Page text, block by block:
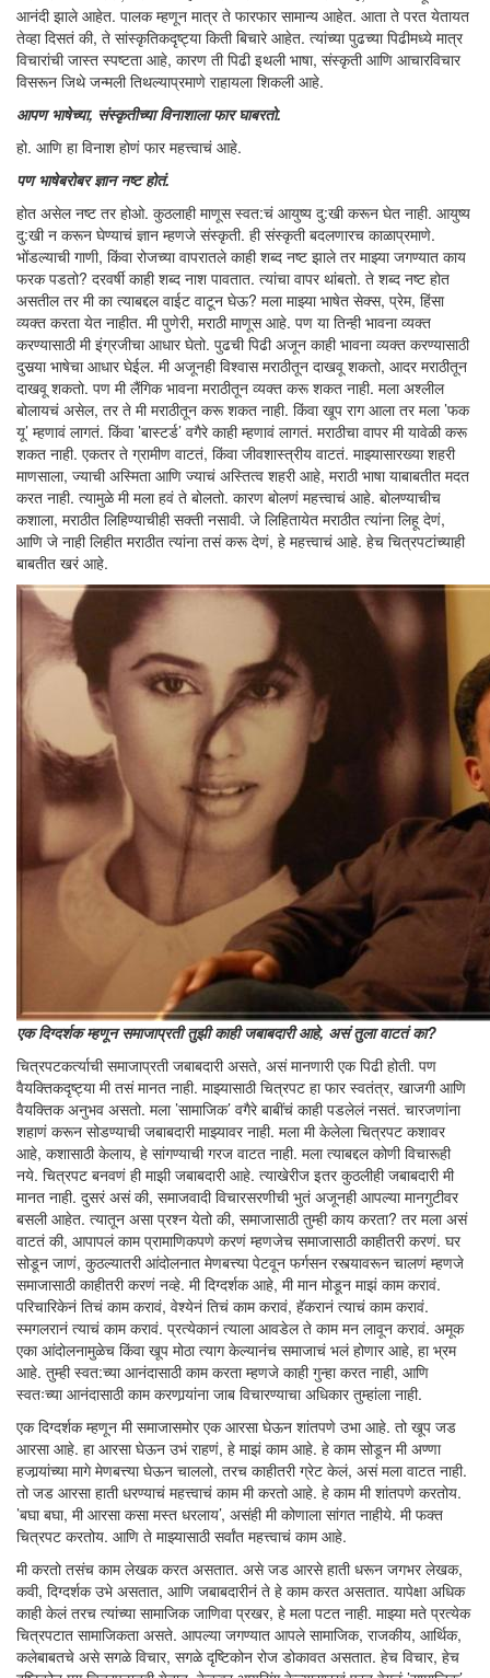
आनंदी झाले आहेत. पालक म्हणून मात्र ते फारफार सामान्य आहेत. आता ते परत येतायत
तेव्हा दिसतं की, ते सांस्कृतिकदृष्ट्या किती बिचारे आहेत. त्यांच्या पुढच्या पिढीमध्ये मात्र
विचारांची जास्त स्पष्टता आहे, कारण ती पिढी इथली भाषा, संस्कृती आणि आचारविचार
विसरून जिथे जन्मली तिथल्याप्रमाणे राहायला शिकली आहे.
आपण भाषेच्या, संस्कृतीच्या विनाशाला फार घाबरतो.
हो. आणि हा विनाश होणं फार महत्त्वाचं आहे.
पण भाषेबरोबर ज्ञान नष्ट होतं.
होत असेल नष्ट तर होओ. कुठलाही माणूस स्वत:चं आयुष्य दु:खी करून घेत नाही. आयुष्य
दु:खी न करून घेण्याचं ज्ञान म्हणजे संस्कृती. ही संस्कृती बदलणारच काळाप्रमाणे.
भोंडल्याची गाणी, किंवा रोजच्या वापरातले काही शब्द नष्ट झाले तर माझ्या जगण्यात काय
फरक पडतो? दरवर्षी काही शब्द नाश पावतात. त्यांचा वापर थांबतो. ते शब्द नष्ट होत
असतील तर मी का त्याबद्दल वाईट वाटून घेऊ? मला माझ्या भाषेत सेक्स, प्रेम, हिंसा
व्यक्त करता येत नाहीत. मी पुणेरी, मराठी माणूस आहे. पण या तिन्ही भावना व्यक्त
करण्यासाठी मी इंग्रजीचा आधार घेतो. पुढची पिढी अजून काही भावना व्यक्त करण्यासाठी
दुसर्‍या भाषेचा आधार घेईल. मी अजूनही विश्वास मराठीतून दाखवू शकतो, आदर मराठीतून
दाखवू शकतो. पण मी लैंगिक भावना मराठीतून व्यक्त करू शकत नाही. मला अश्लील
बोलायचं असेल, तर ते मी मराठीतून करू शकत नाही. किंवा खूप राग आला तर मला ’फक
यू’ म्हणावं लागतं. किंवा ’बास्टर्ड’ वगैरे काही म्हणावं लागतं. मराठीचा वापर मी यावेळी करू
शकत नाही. एकतर ते ग्रामीण वाटतं, किंवा जीवशास्त्रीय वाटतं. माझ्यासारख्या शहरी
माणसाला, ज्याची अस्मिता आणि ज्याचं अस्तित्व शहरी आहे, मराठी भाषा याबाबतीत मदत
करत नाही. त्यामुळे मी मला हवं ते बोलतो. कारण बोलणं महत्त्वाचं आहे. बोलण्याचीच
कशाला, मराठीत लिहिण्याचीही सक्ती नसावी. जे लिहितायेत मराठीत त्यांना लिहू देणं,
आणि जे नाही लिहीत मराठीत त्यांना तसं करू देणं, हे महत्त्वाचं आहे. हेच चित्रपटांच्याही
बाबतीत खरं आहे.
एक दिग्दर्शक म्हणून समाजाप्रती तुझी काही जबाबदारी आहे, असं तुला वाटतं का?
चित्रपटकर्त्याची समाजाप्रती जबाबदारी असते, असं मानणारी एक पिढी होती. पण
वैयक्तिकदृष्ट्या मी तसं मानत नाही. माझ्यासाठी चित्रपट हा फार स्वतंत्र, खाजगी आणि
वैयक्तिक अनुभव असतो. मला ’सामाजिक’ वगैरे बाबींचं काही पडलेलं नसतं. चारजणांना
शहाणं करून सोडण्याची जबाबदारी माझ्यावर नाही. मला मी केलेला चित्रपट कशावर
आहे, कशासाठी केलाय, हे सांगण्याची गरज वाटत नाही. मला त्याबद्दल कोणी विचारूही
नये. चित्रपट बनवणं ही माझी जबाबदारी आहे. त्याखेरीज इतर कुठलीही जबाबदारी मी
मानत नाही. दुसरं असं की, समाजवादी विचारसरणीची भुतं अजूनही आपल्या मानगुटीवर
बसली आहेत. त्यातून असा प्रश्न येतो की, समाजासाठी तुम्ही काय करता? तर मला असं
वाटतं की, आपापलं काम प्रामाणिकपणे करणं म्हणजेच समाजासाठी काहीतरी करणं. घर
सोडून जाणं, कुठल्यातरी आंदोलनात मेणबत्त्या पेटवून फर्गसन रस्त्यावरून चालणं म्हणजे
समाजासाठी काहीतरी करणं नव्हे. मी दिग्दर्शक आहे, मी मान मोडून माझं काम करावं.
परिचारिकेनं तिचं काम करावं, वेश्येनं तिचं काम करावं, हॅकरानं त्याचं काम करावं.
स्मगलरानं त्याचं काम करावं. प्रत्येकानं त्याला आवडेल ते काम मन लावून करावं. अमूक
एका आंदोलनामुळेच किंवा खूप मोठा त्याग केल्यानंच समाजाचं भलं होणार आहे, हा भ्रम
आहे. तुम्ही स्वत:च्या आनंदासाठी काम करता म्हणजे काही गुन्हा करत नाही, आणि
स्वतःच्या आनंदासाठी काम करणार्‍यांना जाब विचारण्याचा अधिकार तुम्हांला नाही.
एक दिग्दर्शक म्हणून मी समाजासमोर एक आरसा घेऊन शांतपणे उभा आहे. तो खूप जड
आरसा आहे. हा आरसा घेऊन उभं राहणं, हे माझं काम आहे. हे काम सोडून मी अण्णा
हजार्‍यांच्या मागे मेणबत्त्या घेऊन चाललो, तरच काहीतरी ग्रेट केलं, असं मला वाटत नाही.
तो जड आरसा हाती धरण्याचं महत्त्वाचं काम मी करतो आहे. हे काम मी शांतपणे करतोय.
’बघा बघा, मी आरसा कसा मस्त धरलाय’, असंही मी कोणाला सांगत नाहीये. मी फक्त
चित्रपट करतोय. आणि ते माझ्यासाठी सर्वांत महत्त्वाचं काम आहे.
मी करतो तसंच काम लेखक करत असतात. असे जड आरसे हाती धरून जगभर लेखक,
कवी, दिग्दर्शक उभे असतात, आणि जबाबदारीनं ते हे काम करत असतात. यापेक्षा अधिक
काही केलं तरच त्यांच्या सामाजिक जाणिवा प्रखर, हे मला पटत नाही. माझ्या मते प्रत्येक
चित्रपटात सामाजिकता असते. आपल्या जगण्यात आपले सामाजिक, राजकीय, आर्थिक,
कलेबाबतचे असे सगळे विचार, सगळे दृष्टिकोन रोज डोकावत असतात. हेच विचार, हेच